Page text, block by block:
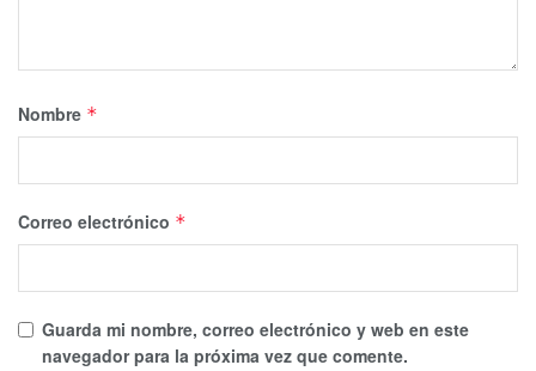
Nombre *
Correo electrónico *
Guarda mi nombre, correo electrónico y web en este
navegador para la próxima vez que comente.